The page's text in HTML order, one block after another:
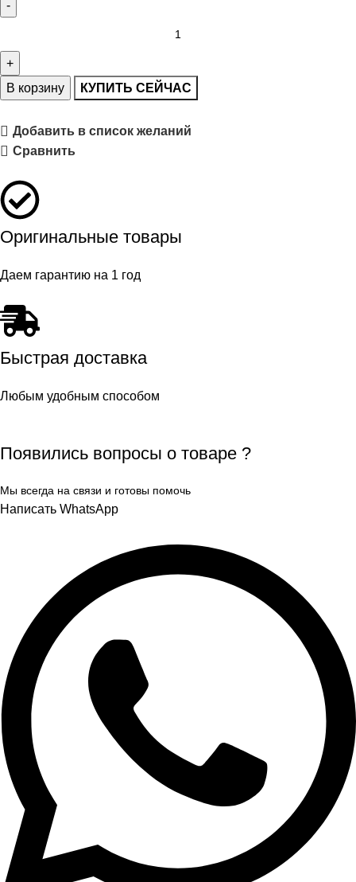
В корзину КУПИТЬ СЕЙЧАС
Добавить в список желаний
Сравнить
Оригинальные товары
Даем гарантию на 1 год
Быстрая доставка
Любым удобным способом
Появились вопросы о товаре ?
Мы всегда на связи и готовы помочь
Написать WhatsApp